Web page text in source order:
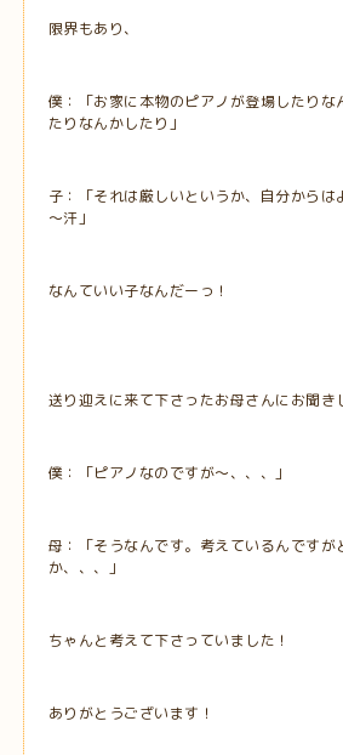
限界もあり、
僕：「お家に本物のピアノが登場したりな
たりなんかしたり」
子：「それは厳しいというか、自分から
～汗」
なんていい子なんだーっ！
送り迎えに来て下さったお母さんにお聞き
僕：「ピアノなのですが～、、、」
母：「そうなんです。考えているんですが
か、、、」
ちゃんと考えて下さっていました！
ありがとうございます！